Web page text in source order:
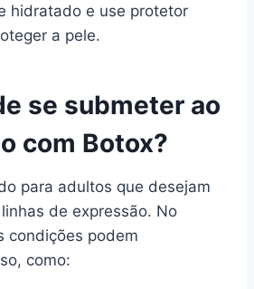
hidratado e use protetor
a pele.
se submeter ao
com Botox?
para adultos que desejam
de expressão. No
condições podem
como: